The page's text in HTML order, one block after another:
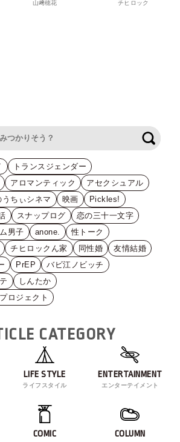
山﨑穂花 チヒロック
トランスジェンダー
アロマンティック
アセクシュアル
うちぃシネマ 映画
Pickles!
スナップログ
恋の三十一文字
男子
anone.
性トーク
チヒロックん家 同性婚
友情結婚
PrEP
バビ江ノビッチ
しんたか
ロジェクト
CATEGORY
LIFE STYLE
ライフスタイル
ENTERTAINMENT
エンターテイメント
COMIC COLUMN